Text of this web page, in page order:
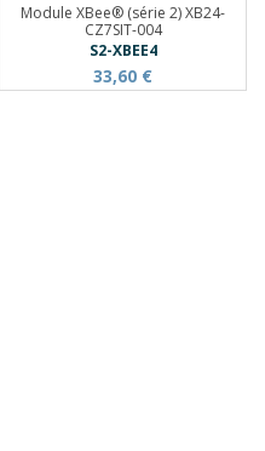
Module XBee® (série 2) XB24-
CZ7SIT-004
S2-XBEE4
33,60 €